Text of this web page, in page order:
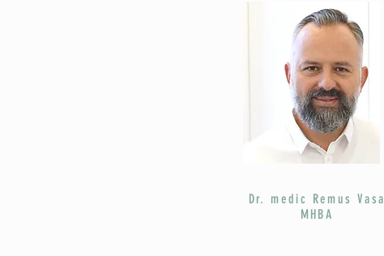
Dr. medic Remus Vasa
MHBA